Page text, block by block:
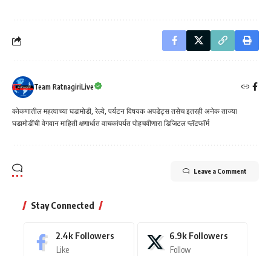
Team RatnagiriLive
कोकणातील महत्वाच्या घडामोडी, रेल्वे, पर्यटन विषयक अपडेट्स तसेच इतरही अनेक ताज्या
घडामोडींची वेगवान माहिती क्षणार्धात वाचकांपर्यत पोहचवीणारा डिजिटल प्लॅटफॉर्म
Leave a Comment
Stay Connected
2.4k Followers
Like
6.9k Followers
Follow